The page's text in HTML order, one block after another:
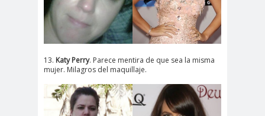
13. Katy Perry. Parece mentira de que sea la misma
mujer. Milagros del maquillaje.